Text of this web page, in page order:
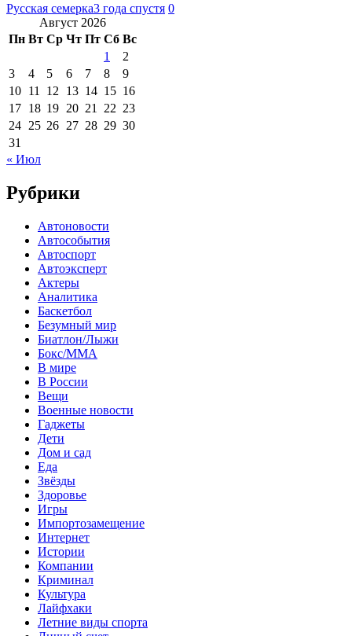
Русская семерка3 года спустя 0
Август 2026
Пн Вт Ср Чт Пт Сб Вс
1
2
3
4 5 6 7 8
9
10 11 12 13 14 15 16
17 18 19 20 21 22 23
24 25 26 27 28 29 30
31
« Июл
Рубрики
Автоновости
Автособытия
Автоспорт
Автоэксперт
Актеры
Аналитика
Баскетбол
Безумный мир
Биатлон/Лыжи
Бокс/MMA
В мире
В России
Вещи
Военные новости
Гаджеты
Дети
Дом и сад
Еда
Звёзды
Здоровье
Игры
Импортозамещение
Интернет
Истории
Компании
Криминал
Культура
Лайфхаки
Летние виды спорта